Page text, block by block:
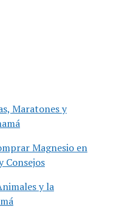
Maratones y
Magnesio en
Consejos
y la